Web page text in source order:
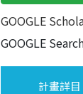
GOOGLE
GOOGLE
計畫詳目